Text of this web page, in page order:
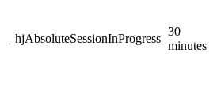
_hjAbsoluteSessionInProgress
30
minutes